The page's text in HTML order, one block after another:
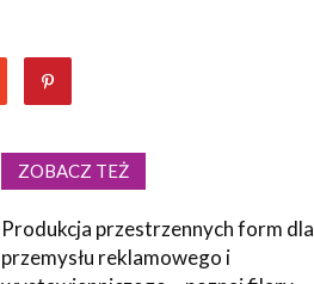
ZOBACZ TEŻ
Produkcja przestrzennych form dla
przemysłu reklamowego i